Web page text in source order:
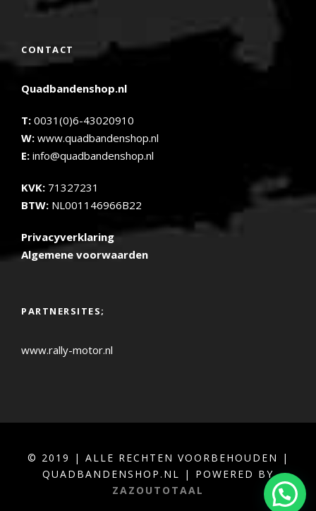
CONTACT
Quadbandenshop.nl
T: 0031(0)6-43020910
W: www.quadbandenshop.nl
E: info@quadbandenshop.nl
KVK: 71327231
BTW: NL001146966B22
Privacyverklaring
Algemene voorwaarden
PARTNERSITES;
www.rally-motor.nl
© 2019 | ALLE RECHTEN VOORBEHOUDEN |
QUADBANDENSHOP.NL | POWERED BY
ZAZOUTOTAAL